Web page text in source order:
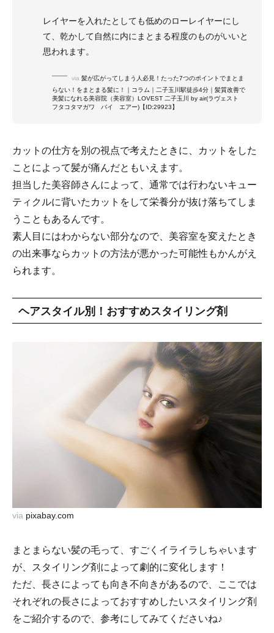
レイヤーを入れたとしても低めのローレイヤーにし
て、乾かして自然に内にまとまる程度のものがいいと
思われます。
via 髪が広がってしまう人必見！たった7つのポイントでまとま
らない！をまとまる髪に！｜コラム｜二子玉川駅徒歩4分｜髪質改善で
美髪になれる美容院（美容室）LOVEST 二子玉川 by air(ラヴェスト
フタコタマガワ バイ エアー)【ID:29923】
カットの仕方を別の視点で考えたときに、カットをした
ことによって髪が痛んだともいえます。
担当した美容師さんによって、通常では行わないキュー
ティクルに背いたカットをして栄養分が抜け落ちてしま
うこともあるんです。
素人目にはわからない部分なので、美容室を変えたとき
の出来事ならカットの方法が悪かった可能性もかんがえ
られます。
ヘアスタイル別！おすすめスタイリング剤
via pixabay.com
まとまらない髪の毛って、すごくイライラしちゃいます
が、スタイリング剤によって劇的に変化します！
ただ、長さによっても向き不向きがあるので、ここでは
それぞれの長さによっておすすめしたいスタイリング剤
をご紹介するので、参考にしてみてくださいね♪